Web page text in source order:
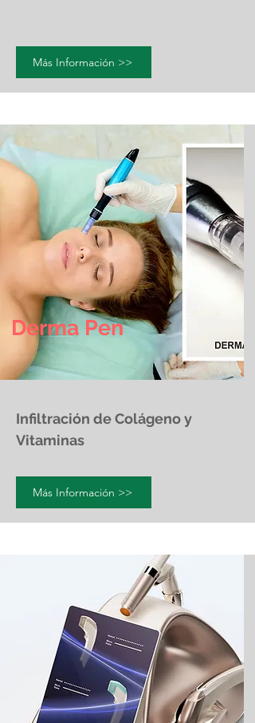
Más Información >>
Derma Pen
Infiltración de Colágeno y
Vitaminas
Más Información >>